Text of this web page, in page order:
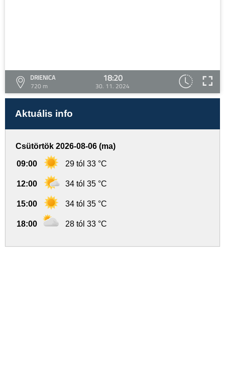
DRIENICA
720 m
18:20
30. 11. 2024
Aktuális info
Csütörtök 2026-08-06 (ma)
09:00 29 tól 33 °C
12:00 34 tól 35 °C
15:00 34 tól 35 °C
18:00 28 tól 33 °C